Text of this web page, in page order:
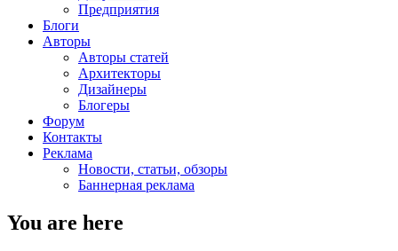
Предприятия
Блоги
Авторы
Авторы статей
Архитекторы
Дизайнеры
Блогеры
Форум
Контакты
Реклама
Новости, статьи, обзоры
Баннерная реклама
You are here